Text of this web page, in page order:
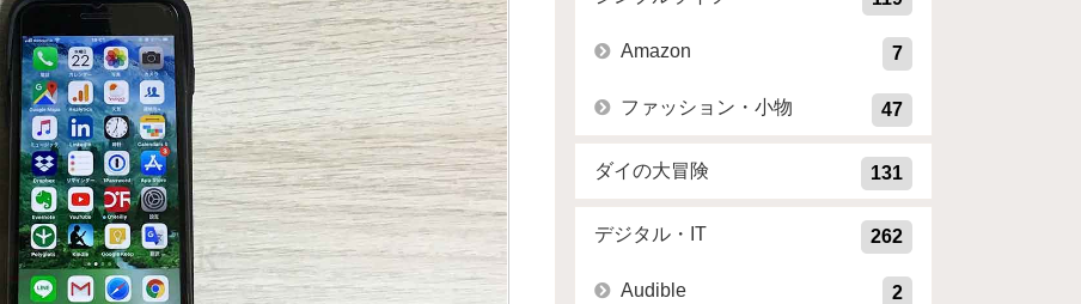
Amazon 7
ファッション・小物 47
ダイの大冒険 131
デジタル・IT 262
Audible 2